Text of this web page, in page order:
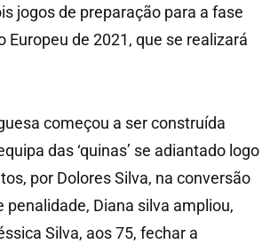
jogos de preparação para a fase
Europeu de 2021, que se realizará
começou a ser construída
das ‘quinas’ se adiantado logo
por Dolores Silva, na conversão
penalidade, Diana silva ampliou,
Silva, aos 75, fechar a